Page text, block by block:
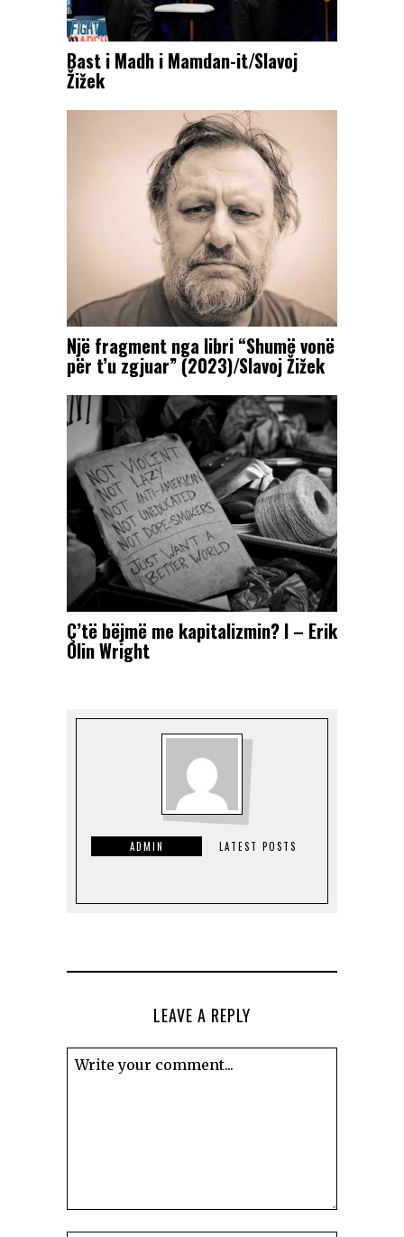
Bast i Madh i Mamdan-it/Slavoj
Žižek
Një fragment nga libri “Shumë vonë
për t’u zgjuar” (2023)/Slavoj Žižek
Ç’të bëjmë me kapitalizmin? I – Erik
Olin Wright
ADMIN LATEST POSTS
LEAVE A REPLY